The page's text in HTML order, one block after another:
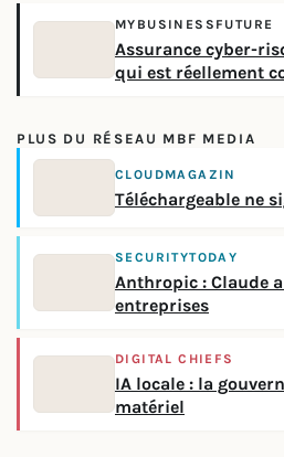
MYBUSINESSFUTURE
Assurance cyber-
qui est réellement
PLUS DU RÉSEAU MBF MEDIA
CLOUDMAGAZIN
Téléchargeable ne
SECURITYTODAY
Anthropic : Claude
entreprises
DIGITAL CHIEFS
IA locale : la
matériel